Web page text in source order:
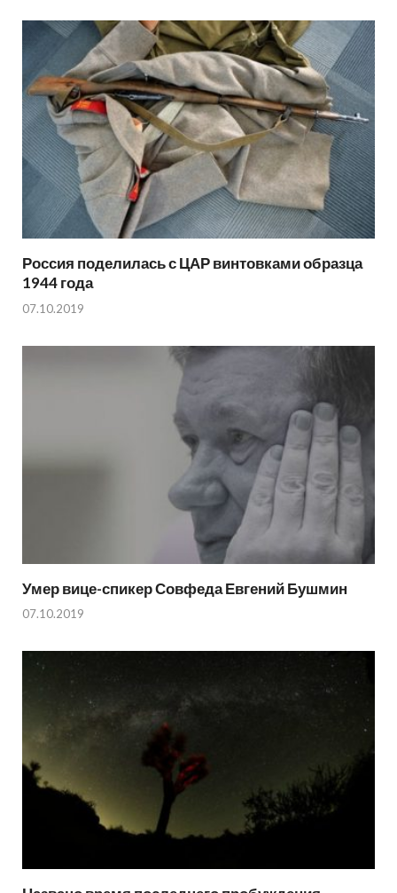
Россия поделилась с ЦАР винтовками образца
1944 года
07.10.2019
Умер вице-спикер Совфеда Евгений Бушмин
07.10.2019